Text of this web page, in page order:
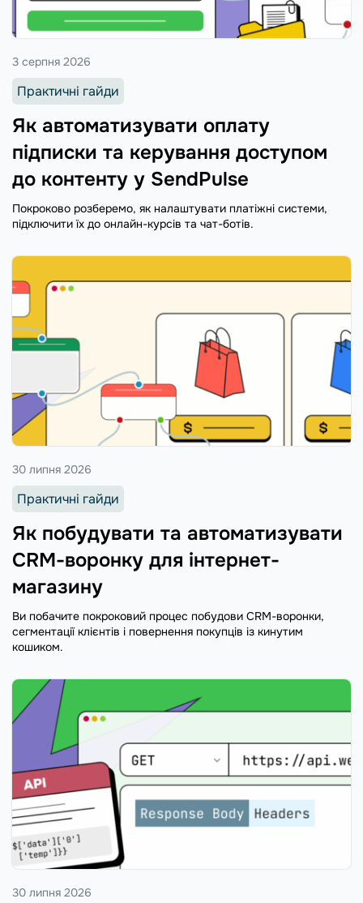
Як автоматизувати оплату
підписки та керування доступом
до контенту у SendPulse
3 серпня 2026
Практичні гайди
Покроково розберемо, як налаштувати платіжні системи,
підключити їх до онлайн-курсів та чат-ботів.
Як побудувати та автоматизувати
CRM-воронку для інтернет-
магазину
30 липня 2026
Практичні гайди
Ви побачите покроковий процес побудови CRM-воронки,
сегментації клієнтів і повернення покупців із кинутим
кошиком.
30 липня 2026